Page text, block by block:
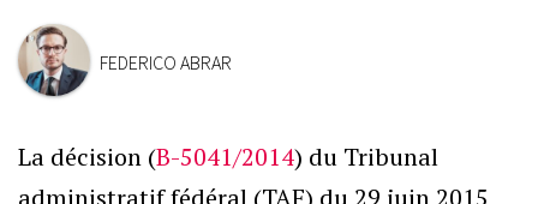
FEDERICO ABRAR
La décision (B-5041/2014) du Tribunal
administratif fédéral (TAF) du 29 juin 2015